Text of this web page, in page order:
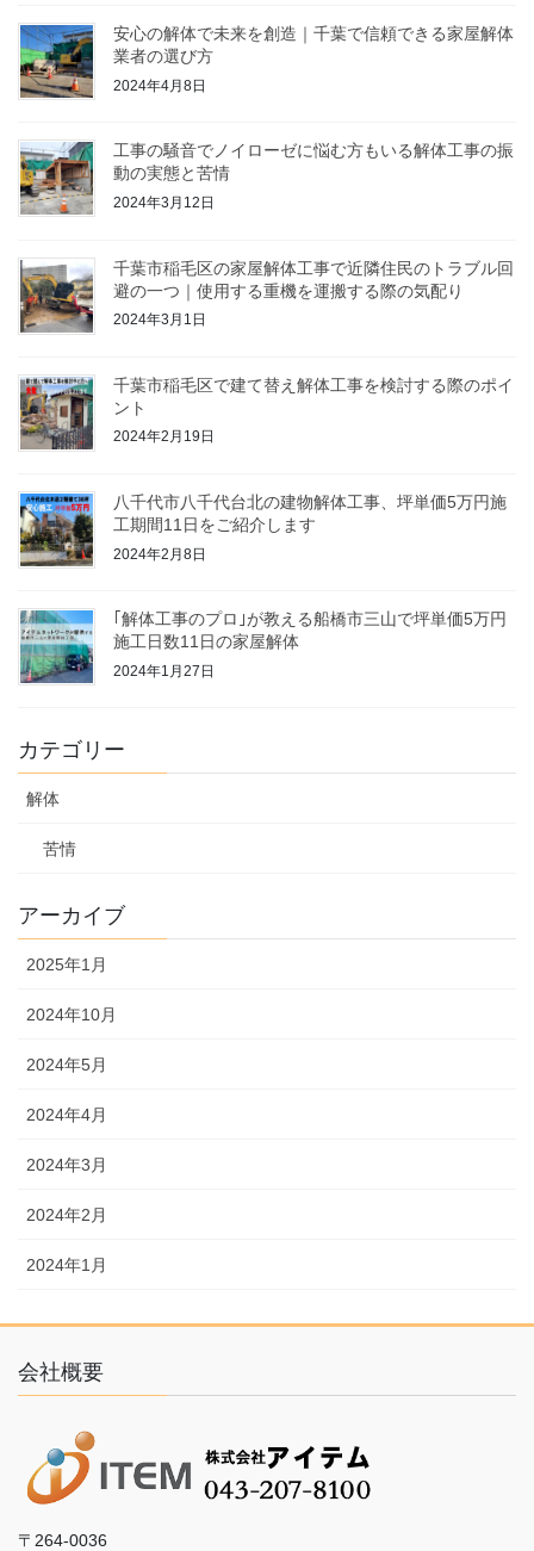
安心の解体で未来を創造｜千葉で信頼できる家屋解体
業者の選び方
2024年4月8日
工事の騒音でノイローゼに悩む方もいる解体工事の振
動の実態と苦情
2024年3月12日
千葉市稲毛区の家屋解体工事で近隣住民のトラブル回
避の一つ｜使用する重機を運搬する際の気配り
2024年3月1日
千葉市稲毛区で建て替え解体工事を検討する際のポイ
ント
2024年2月19日
八千代市八千代台北の建物解体工事、坪単価5万円施
工期間11日をご紹介します
2024年2月8日
｢解体工事のプロ｣が教える船橋市三山で坪単価5万円
施工日数11日の家屋解体
2024年1月27日
カテゴリー
解体
苦情
アーカイブ
2025年1月
2024年10月
2024年5月
2024年4月
2024年3月
2024年2月
2024年1月
会社概要
〒264-0036